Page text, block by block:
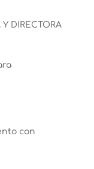
DIRECTORA
con